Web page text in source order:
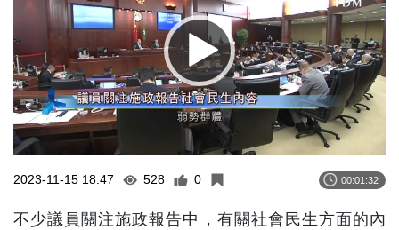
2023-11-15 18:47 528 0 00:01:32
不少議員關注施政報告中，有關社會民生方面的內